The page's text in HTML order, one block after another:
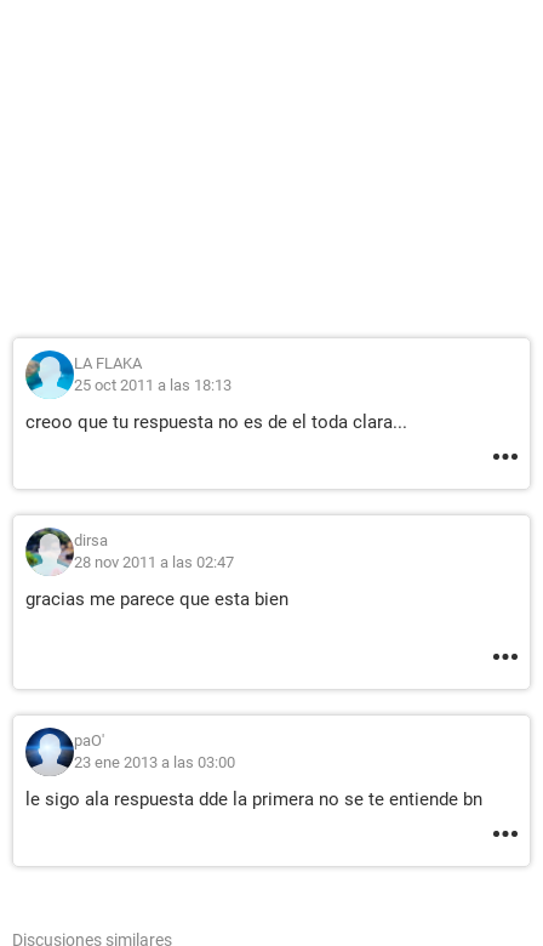
LA FLAKA
25 oct 2011 a las 18:13
creoo que tu respuesta no es de el toda clara...
dirsa
28 nov 2011 a las 02:47
gracias me parece que esta bien
paO'
23 ene 2013 a las 03:00
le sigo ala respuesta dde la primera no se te entiende bn
Discusiones similares